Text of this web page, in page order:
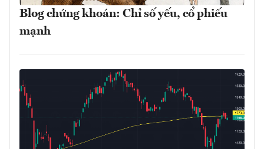
Blog chứng khoán: Chỉ số yếu, cổ phiếu
mạnh